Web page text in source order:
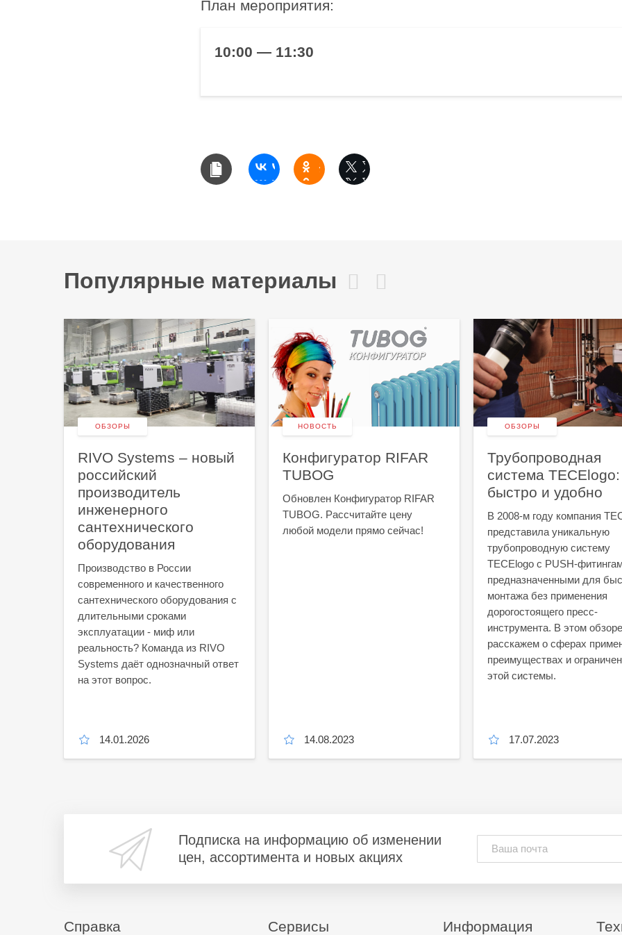
План мероприятия:
10:00 — 11:30
Популярные материалы
ОБЗОРЫ
RIVO Systems – новый
российский
производитель
инженерного
сантехнического
оборудования
Производство в России
современного и качественного
сантехнического оборудования с
длительными сроками
эксплуатации - миф или
реальность? Команда из RIVO
Systems даёт однозначный ответ
на этот вопрос.
14.01.2026
НОВОСТЬ
Конфигуратор RIFAR
TUBOG
Обновлен Конфигуратор RIFAR
TUBOG. Рассчитайте цену
любой модели прямо сейчас!
14.08.2023
ОБЗОРЫ
Трубопроводная
система TECElogo:
быстро и удобно
В 2008-м году компания
представила уникальную
трубопроводную систему
TECElogo с PUSH-
предназначенными для
монтажа без применения
дорогостоящего пресс-
инструмента. В этом
расскажем о сферах
преимуществах и
этой системы.
17.07.2023
Подписка на информацию об изменении
цен, ассортимента и новых акциях
Справка Сервисы Информация